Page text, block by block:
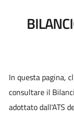
In questa pagina,
consultare il
adottato dall'ATS